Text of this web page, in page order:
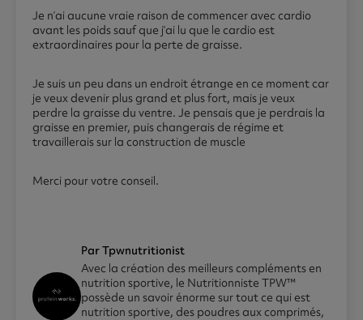
Je n’ai aucune vraie raison de commencer avec cardio
avant les poids sauf que j’ai lu que le cardio est
extraordinaires pour la perte de graisse.
Je suis un peu dans un endroit étrange en ce moment car
je veux devenir plus grand et plus fort, mais je veux
perdre la graisse du ventre. Je pensais que je perdrais la
graisse en premier, puis changerais de régime et
travaillerais sur la construction de muscle
Merci pour votre conseil.
Par Tpwnutritionist
Avec la création des meilleurs compléments en
nutrition sportive, le Nutritionniste TPW™
possède un savoir énorme sur tout ce qui est
nutrition sportive, des poudres aux comprimés,